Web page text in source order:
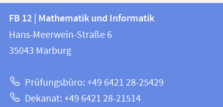
Kontakt
und
Informationen
Website
FB
12
|
und
Informatik
FB 12 | Mathematik und Informatik
Hans-Meerwein-Straße 6
35043 Marburg
Prüfungsbüro: +49 6421 28-25429
Dekanat: +49 6421 28-21514